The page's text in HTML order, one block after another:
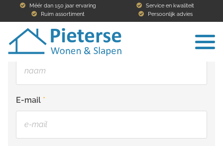
Méér dan 150 jaar ervaring
Ruim assortiment
Service en kwaliteit
Persoonlijk advies
E-mail